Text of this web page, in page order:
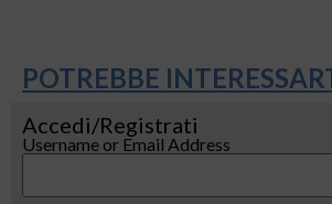
POTREBBE
Accedi/Registrati
Username or Email Address